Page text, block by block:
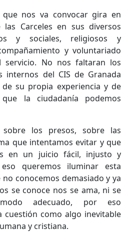
nos va convocar gira en
Carceles en sus diversos
y sociales, religiosos y
y voluntariado
servicio. No nos faltaran los
internos del CIS de Granada
su propia experiencia y de
la ciudadanía podemos
los presos, sobre las
que intentamos evitar y que
en un juicio fácil, injusto y
queremos iluminar esta
conocemos demasiado y ya
se conoce nos se ama, ni se
adecuado, por eso
cuestión como algo inevitable
y cristiana.